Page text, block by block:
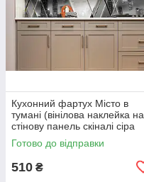
Кухонний фартух Місто в
тумані (вінілова наклейка на
стінову панель скіналі сіра
абстракція) 600*2000 мм
Готово до відправки
510 ₴